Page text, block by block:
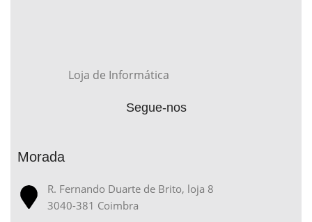
Loja de Informática
Segue-nos
Morada
R. Fernando Duarte de Brito, loja 8
3040-381 Coimbra